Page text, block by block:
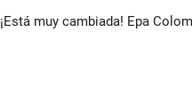
¡Está muy cambiada! Epa